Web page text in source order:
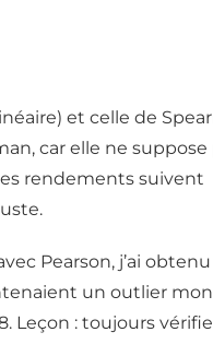
et celle de
car elle ne suppose
rendements suivent
Pearson, j’ai obtenu
un outlier
Leçon : toujours